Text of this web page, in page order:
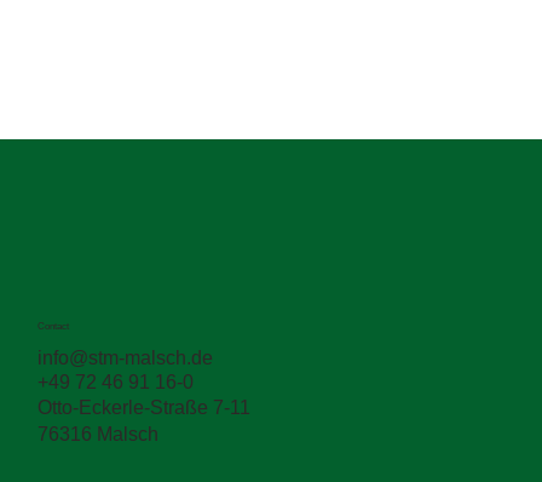
Contact
info@stm-malsch.de
+49 72 46 91 16-0
Otto-Eckerle-Straße 7-11
76316 Malsch